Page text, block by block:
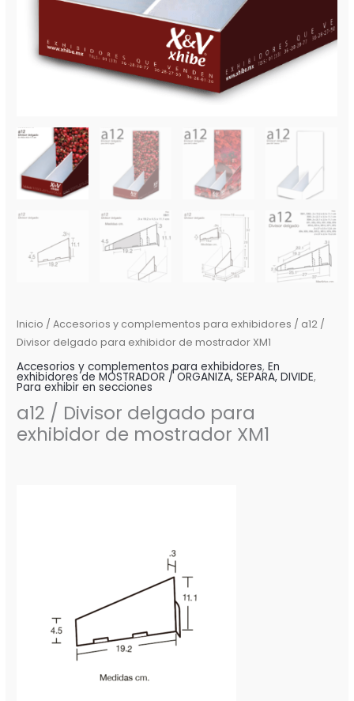
Inicio /Accesorios y complementos para exhibidores / a12 /
Divisor delgado para exhibidor de mostrador XM1
Accesorios y complementos para exhibidores,En
exhibidores de MOSTRADOR / ORGANIZA, SEPARA, DIVIDE,
Para exhibir en secciones
a12 / Divisor delgado para
exhibidor de mostrador XM1